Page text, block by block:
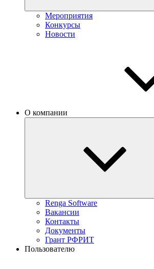
Мероприятия
Конкурсы
Новости
О компании
Renga Software
Вакансии
Контакты
Документы
Грант РФРИТ
Пользователю